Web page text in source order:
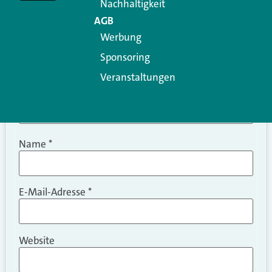
Name *
E-Mail-Adresse *
Website
Nachhaltigkeit
AGB
Werbung
Sponsoring
Veranstaltungen